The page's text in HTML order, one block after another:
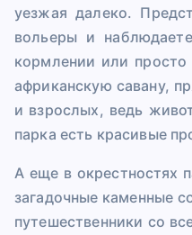
уезжая далеко.
вольеры и
кормлении или просто
африканскую савану,
и взрослых, ведь
парка есть красивые
А еще в окрестностях
загадочные каменные
путешественники со